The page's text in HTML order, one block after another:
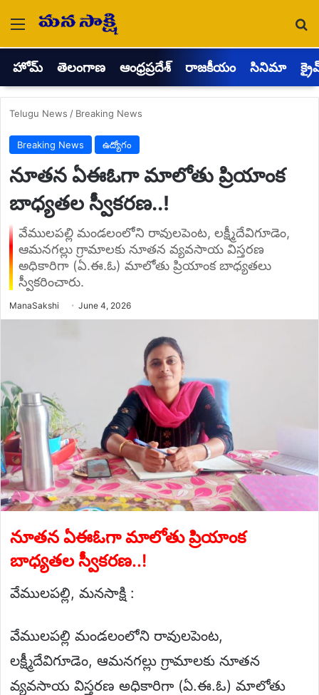
Menu
హోమ్ తెలంగాణ ఆంధ్రప్రదేశ్ రాజకీయం సినిమా
Telugu News / Breaking News
Breaking News ఉద్యోగం
నూతన ఏఈఓగా మాలోతు ప్రియాంక
బాధ్యతల స్వీకరణ..!
వేములపల్లి మండలంలోని రావులపెంట, లక్ష్మీదేవిగూడెం,
ఆమనగల్లు గ్రామాలకు నూతన వ్యవసాయ విస్తరణ
అధికారిగా (ఏ.ఈ.ఓ) మాలోతు ప్రియాంక బాధ్యతలు
స్వీకరించారు.
ManaSakshi Send June 4, 2026
నూతన ఏఈఓగా మాలోతు ప్రియాంక
బాధ్యతల స్వీకరణ..!
వేములపల్లి, మనసాక్షి :
వేములపల్లి మండలంలోని రావులపెంట,
లక్ష్మీదేవిగూడెం, ఆమనగల్లు గ్రామాలకు నూతన
వ్యవసాయ విస్తరణ అధికారిగా (ఏ.ఈ.ఓ) మాలోతు